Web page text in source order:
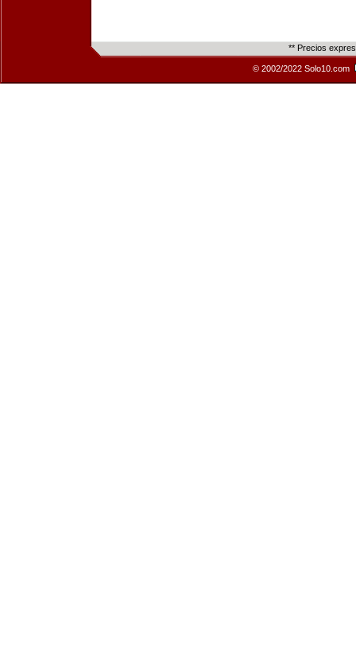
** Precios
© 2002/2022 Solo10.com